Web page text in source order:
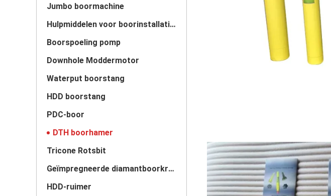
Jumbo boormachine
Hulpmiddelen voor boorinstallaties
Boorspoeling pomp
Downhole Moddermotor
Waterput boorstang
HDD boorstang
PDC-boor
DTH boorhamer
Tricone Rotsbit
Geïmpregneerde diamantboorkronen
HDD-ruimer